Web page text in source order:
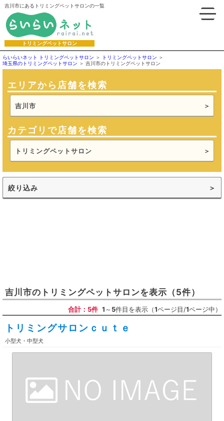
吉川市にあるトリミングペットサロンの一覧
トリミングペットサロン
らいらいネット トリミングペットサロン
トリミングペットサロン
埼玉県のトリミングペットサロン
吉川市のトリミングペットサロン
エリアから店舗を検索
吉川市
カテゴリで店舗を検索
トリミングペットサロン
絞り込み
吉川市の トリミングペットサロンを表示 （5件）
合計：5件 1～ 5件目を表示（1ページ目/1ページ中）
トリミングサロンｃｕｔｅ
小型犬・中型犬